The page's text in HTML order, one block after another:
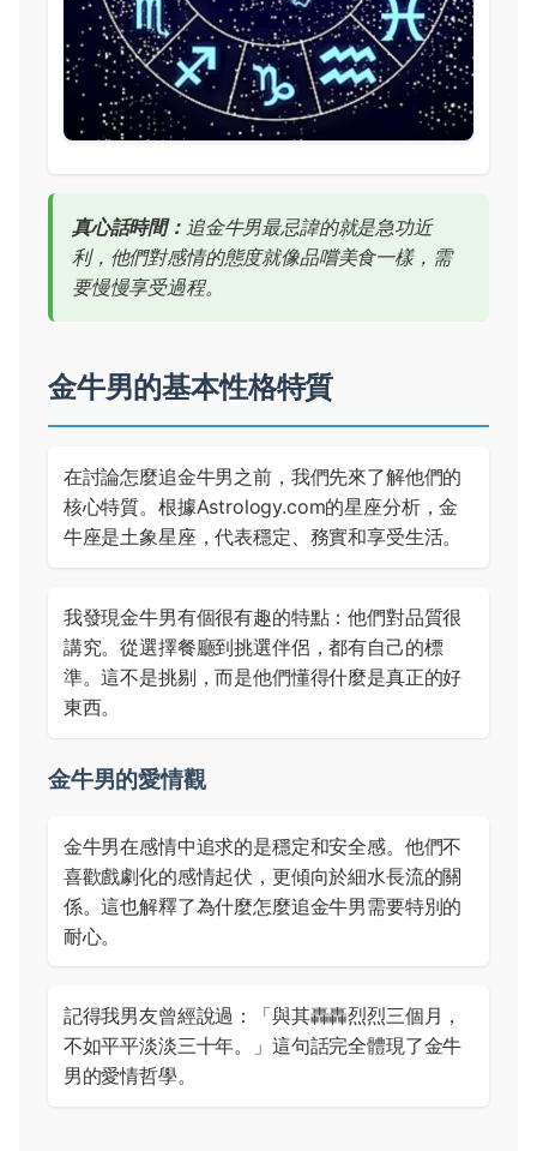
真心話時間： 追金牛男最忌諱的就是急功近
利，他們對感情的態度就像品嚐美食一樣，需
要慢慢享受過程。
金牛男的基本性格特質
在討論怎麼追金牛男之前，我們先來了解他們的
核心特質。根據Astrology.com的星座分析，金
牛座是土象星座，代表穩定、務實和享受生活。
我發現金牛男有個很有趣的特點：他們對品質很
講究。從選擇餐廳到挑選伴侶，都有自己的標
準。這不是挑剔，而是他們懂得什麼是真正的好
東西。
金牛男的愛情觀
金牛男在感情中追求的是穩定和安全感。他們不
喜歡戲劇化的感情起伏，更傾向於細水長流的關
係。這也解釋了為什麼怎麼追金牛男需要特別的
耐心。
記得我男友曾經說過：「與其轟轟烈烈三個月，
不如平平淡淡三十年。」這句話完全體現了金牛
男的愛情哲學。